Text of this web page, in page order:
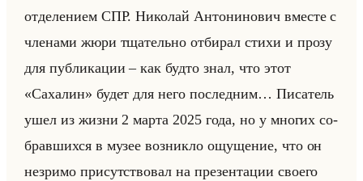
от­де­ле­ни­ем СПР. Ни­ко­лай Ан­то­ни­но­вич вме­сте с
чле­на­ми жюри тща­тельно от­би­рал стихи и прозу
для пуб­ли­ка­ции – как будто знал, что этот
«Сахалин» будет для него по­след­ним… Пи­са­тель
ушел из жизни 2 марта 2025 года, но у мно­гих со­
брав­ших­ся в музее воз­ник­ло ощу­ще­ние, что он
незри­мо при­сут­ство­вал на пре­зен­та­ции сво­его